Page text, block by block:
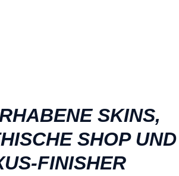
SKINS,
SHOP UND
FINISHER